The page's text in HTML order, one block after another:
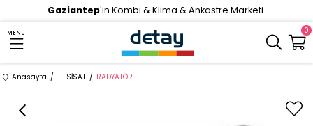
Gaziantep'in Kombi & Klima & Ankastre Marketi
MENU 0
Anasayfa TESİSAT RADYATÖR